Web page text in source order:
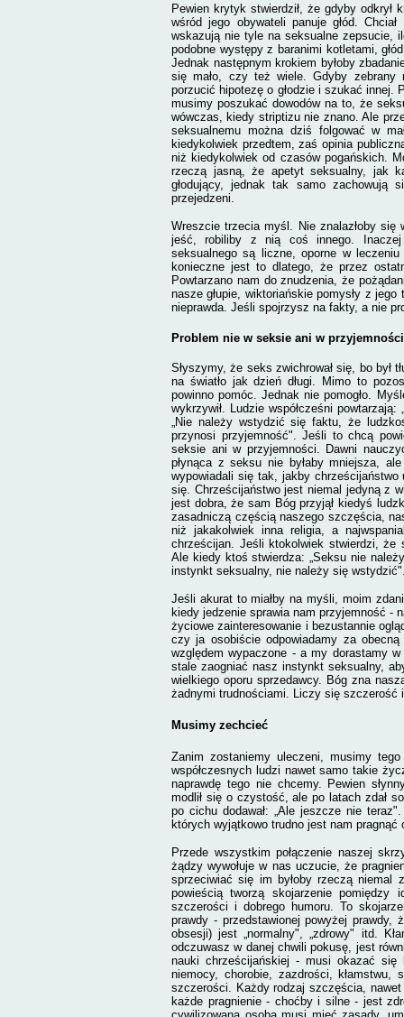
Pewien krytyk stwierdził, że gdyby odkrył
wśród jego obywateli panuje głód.
wskazują nie tyle na seksualne zepsucie,
podobne występy z baranimi kotletami,
Jednak następnym krokiem byłoby
się mało, czy też wiele. Gdyby zebrany
porzucić hipotezę o głodzie i szukać innej.
musimy poszukać dowodów na to, że
wówczas, kiedy striptizu nie znano. Ale
seksualnemu można dziś folgować w
kiedykolwiek przedtem, zaś opinia
niż kiedykolwiek od czasów pogańskich.
rzeczą jasną, że apetyt seksualny, jak
głodujący, jednak tak samo zachowują
przejedzeni.
Wreszcie trzecia myśl. Nie znalazłoby
jeść, robiliby z nią coś innego. Inaczej
seksualnego są liczne, oporne w
konieczne jest to dlatego, że przez
Powtarzano nam do znudzenia, że
nasze głupie, wiktoriańskie pomysły z
nieprawda. Jeśli spojrzysz na fakty, a nie
Problem nie w seksie ani w przyjemności
Słyszymy, że seks zwichrował się, bo był
na światło jak dzień długi. Mimo to
powinno pomóc. Jednak nie pomogło.
wykrzywił. Ludzie współcześni
„Nie należy wstydzić się faktu, że
przynosi przyjemność". Jeśli to chcą
seksie ani w przyjemności. Dawni
płynąca z seksu nie byłaby mniejsza,
wypowiadali się tak, jakby
się. Chrześcijaństwo jest niemal jedyną z
jest dobra, że sam Bóg przyjął kiedyś
zasadniczą częścią naszego szczęścia,
niż jakakolwiek inna religia, a
chrześcijan. Jeśli ktokolwiek stwierdzi, że
Ale kiedy ktoś stwierdza: „Seksu nie
instynkt seksualny, nie należy się
Jeśli akurat to miałby na myśli, moim
kiedy jedzenie sprawia nam przyjemność -
życiowe zainteresowanie i bezustannie
czy ja osobiście odpowiadamy za
względem wypaczone - a my dorastamy
stale zaogniać nasz instynkt seksualny,
wielkiego oporu sprzedawcy. Bóg zna
żadny­mi trudnościami. Liczy się szczerość i
Musimy zechcieć
Zanim zostaniemy uleczeni, musimy
współczesnych ludzi nawet samo takie
naprawdę tego nie chcemy. Pewien
modlił się o czystość, ale po latach zdał
po cichu dodawał: „Ale jeszcze nie
których wyjątkowo trudno jest nam
Przede wszystkim połączenie naszej
żądzy wywołuje w nas uczucie, że
sprzeciwiać się im byłoby rzeczą
powieścią tworzą skojarzenie pomiędzy
szczerości i dobrego humoru. To
prawdy - przedstawionej powyżej prawdy,
obsesji) jest „normalny", „zdrowy" itd.
odczuwasz w danej chwili pokusę, jest
nauki chrześcijańskiej - musi okazać się
niemocy, chorobie, zazdrości,
szczerości. Każdy rodzaj szczęścia,
każde pragnienie - choćby i silne - jest